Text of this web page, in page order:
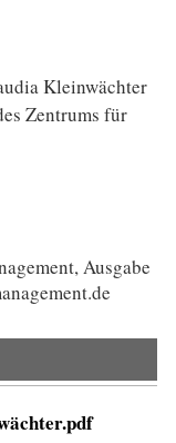
Kleinwächter
Zentrums für
Ausgabe